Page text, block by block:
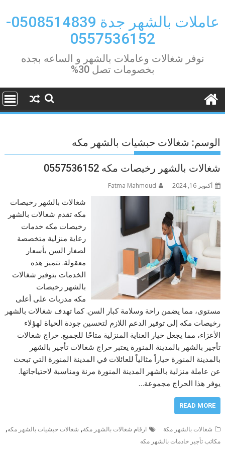
content
عاملات بالشهر جدة 0508514839-
0557536152
نوفر شغالات وعاملات بالشهر و الساعه بجده
بخصومات تصل 30%
الوسم: شغالات حبشيات بالشهر مكه
شغالات بالشهر رخيصات مكه 0557536152
أكتوبر 16, 2024 Fatma Mahmoud
شغالات بالشهر رخيصات
مكه تقدم شغالات بالشهر
رخيصات مكه خدمات
رعاية منزلية متخصصة
لصغار السن بأسعار
معقولة. تتميز هذه
الخدمات بتوفير شغالات
بالشهر رخيصات
مكه مدربات على أعلى
مستوى، مما يضمن راحة وسلامة كبار السن. كما تهدف شغالات بالشهر
رخيصات مكه إلى توفير الدعم اللازم لتحسين جودة الحياة لهؤلاء
الأعزاء، مما يجعل خيار العناية المنزلية متاحًا للجميع. حراج شغالات
تأجير بالشهر بالمدينة المنورة يعتبر حراج شغالات تأجير بالشهر
بالمدينة المنورة خياراً مثالياً للعائلات في المدينة المنورة التي تبحث
عن عاملة منزلية بالشهر المدينة المنورة مرنة ومناسبة لاحتياجاتها.
يوفر هذا الحراج مجموعة…
READ MORE
شغالات بالشهر مكة ارقام شغالات بالشهر مكة, شغالات حبشيات بالشهر مكه,
مكاتب تأجير خادمات بالشهر مكه